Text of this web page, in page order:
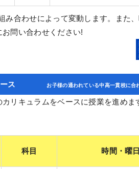
み合わせによって変動します。また
お問い合わせください!
コース お子様の通われている中高一貫校に合
カリキュラムをベースに授業を進め
科目 時間・曜日